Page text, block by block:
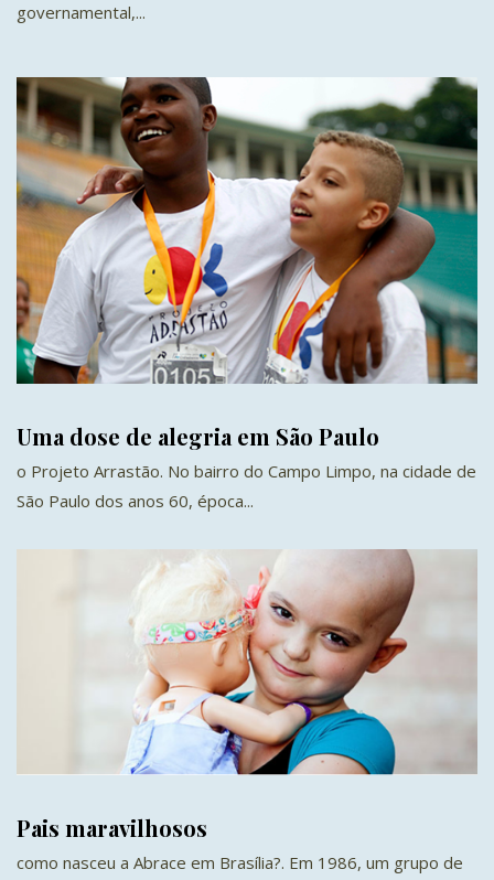
governamental,...
Uma dose de alegria em São Paulo
o Projeto Arrastão. No bairro do Campo Limpo, na cidade de
São Paulo dos anos 60, época...
Pais maravilhosos
como nasceu a Abrace em Brasília?. Em 1986, um grupo de